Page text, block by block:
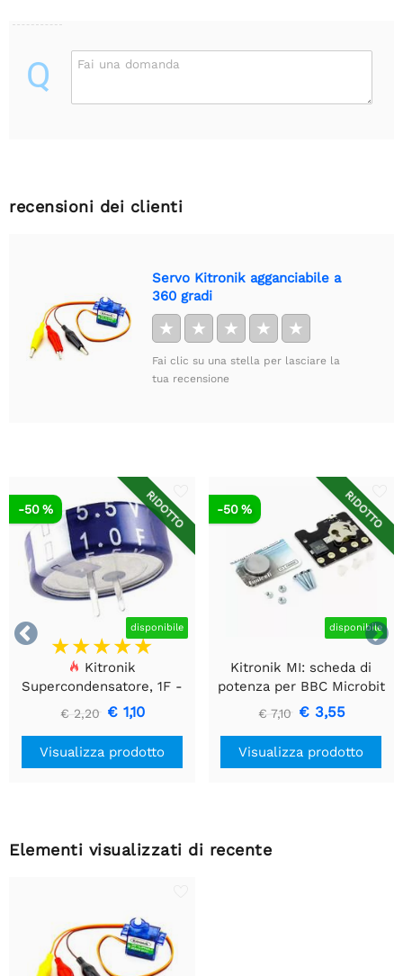
Q Fai una domanda
recensioni dei clienti
Servo Kitronik agganciabile a
360 gradi
★ ★ ★ ★ ★
Fai clic su una stella per lasciare la
tua recensione


RIDOTTO
disponibile
-50 %
Kitronik
Supercondensatore, 1F -
5,5V - 1 pezzo
€ 2,20 € 1,10
Visualizza prodotto
RIDOTTO
disponibile
-50 %
Kitronik MI: scheda di
potenza per BBC Microbit
V2
€ 7,10 € 3,55
Visualizza prodotto
Elementi visualizzati di recente